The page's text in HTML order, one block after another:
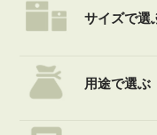
サイズで選
用途で選ぶ